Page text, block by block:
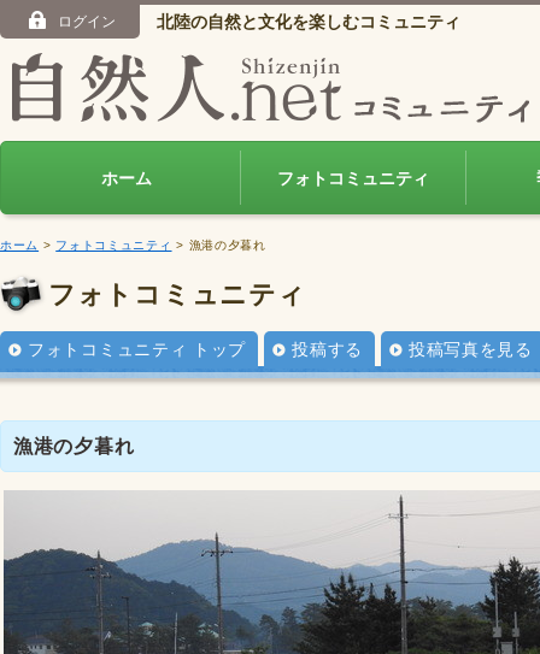
ログイン 北陸の自然と文化を楽しむコミュニティ
ホーム フォトコミュニティ
ホーム > フォトコミュニティ > 漁港の夕暮れ
フォトコミュニティ
フォトコミュニティ トップ 投稿する 投稿写真を見る
漁港の夕暮れ